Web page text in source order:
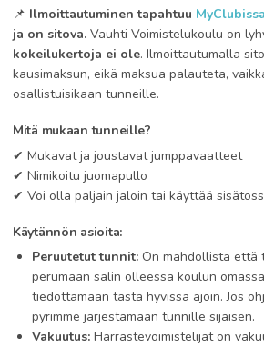
📌 Ilmoittautuminen tapahtuu MyClubissa
ja on sitova. Vauhti Voimistelukoulu on
kokeilukertoja ei ole. Ilmoittautumalla
kausimaksun, eikä maksua palauteta,
osallistuisikaan tunneille.
Mitä mukaan tunneille?
✔ Mukavat ja joustavat jumppavaatteet
✔ Nimikoitu juomapullo
✔ Voi olla paljain jaloin tai käyttää
Käytännön asioita:
Peruutetut tunnit: On mahdollista että
perumaan salin olleessa koulun
tiedottamaan tästä hyvissä ajoin. Jos
pyrimme järjestämään tunnille sijaisen.
Vakuutus: Harrastevoimistelijat on